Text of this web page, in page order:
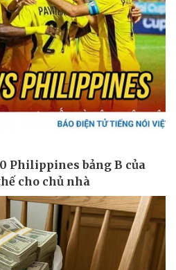
Vũ khí
Việt Nam